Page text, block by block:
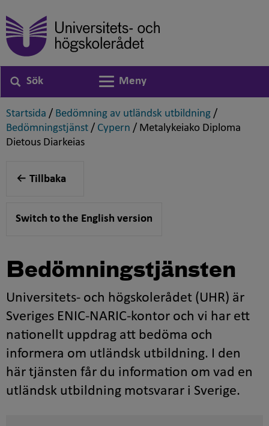
Sök
Växla navigering
Meny
Startsida ,
/ Bedömning av utländsk utbildning ,
/
Bedömningstjänst ,
/ Cypern ,
/ Metalykeiako Diploma
Dietous Diarkeias,
Tillbaka
Switch to the English version
Bedömningstjänsten
Universitets- och högskolerådet (UHR) är
Sveriges ENIC-NARIC-kontor och vi har ett
nationellt uppdrag att bedöma och
informera om utländsk utbildning. I den
här tjänsten får du information om vad en
utländsk utbildning motsvarar i Sverige.